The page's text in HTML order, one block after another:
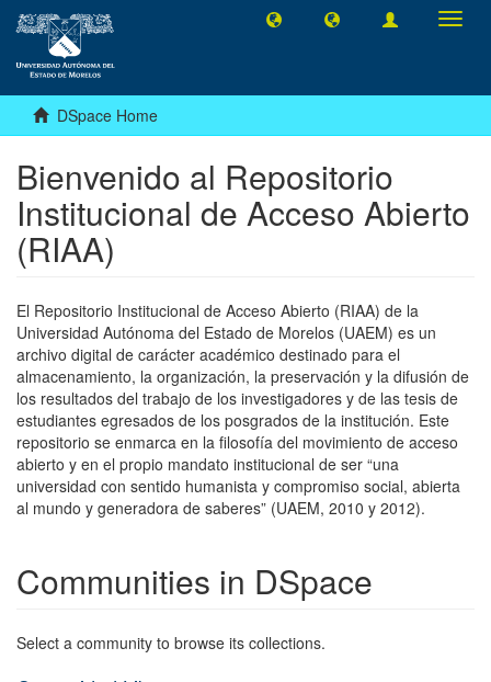
DSpace Home
Bienvenido al Repositorio
Institucional de Acceso Abierto
(RIAA)
El Repositorio Institucional de Acceso Abierto (RIAA) de la
Universidad Autónoma del Estado de Morelos (UAEM) es un
archivo digital de carácter académico destinado para el
almacenamiento, la organización, la preservación y la difusión de
los resultados del trabajo de los investigadores y de las tesis de
estudiantes egresados de los posgrados de la institución. Este
repositorio se enmarca en la filosofía del movimiento de acceso
abierto y en el propio mandato institucional de ser “una
universidad con sentido humanista y compromiso social, abierta
al mundo y generadora de saberes” (UAEM, 2010 y 2012).
Communities in DSpace
Select a community to browse its collections.